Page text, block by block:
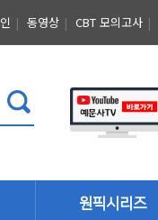
| 동영상 | CBT 모의고사 |
원픽시리즈